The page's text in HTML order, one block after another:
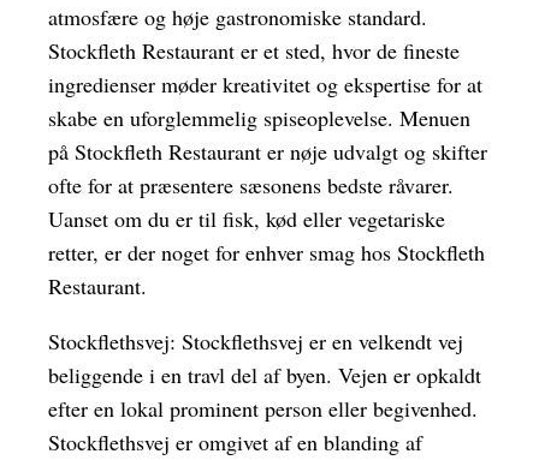
atmosfære og høje gastronomiske standard.
Stockfleth Restaurant er et sted, hvor de fineste
ingredienser møder kreativitet og ekspertise for at
skabe en uforglemmelig spiseoplevelse. Menuen
på Stockfleth Restaurant er nøje udvalgt og skifter
ofte for at præsentere sæsonens bedste råvarer.
Uanset om du er til fisk, kød eller vegetariske
retter, er der noget for enhver smag hos Stockfleth
Restaurant.
Stockflethsvej: Stockflethsvej er en velkendt vej
beliggende i en travl del af byen. Vejen er opkaldt
efter en lokal prominent person eller begivenhed.
Stockflethsvej er omgivet af en blanding af